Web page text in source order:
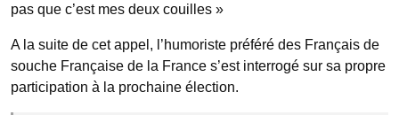
pas que c’est mes deux couilles »
A la suite de cet appel, l’humoriste préféré des Français de
souche Française de la France s’est interrogé sur sa propre
participation à la prochaine élection.